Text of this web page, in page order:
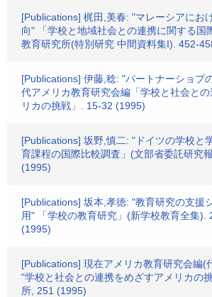
[Publications] 梶田,美春: "マレーシアにお
向" 「学校と地域社会との連携に関する国
教育研究所(特別研究 中間資料集I). 452-
[Publications] 伊藤,稔: "パートナーショプ
代アメリカ教育研究会編「学校と社会と
リカの挑戦」. 15-32 (1995)
[Publications] 坂野,慎二: "ドイツの学校と
育課程の国際比較調査」(文部省委託研究
(1995)
[Publications] 坂本,孝徳: "教育研究の支援
用" 「学校の教育研究」(新学校教育全集).
(1995)
[Publications] 現在アメリカ教育研究会編(
"学校と社会との連携をめざすアメリカの
所, 251 (1995)